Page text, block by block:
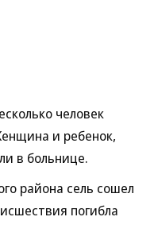
человек
и ребенок,
в больнице.
района сель сошел
погибла